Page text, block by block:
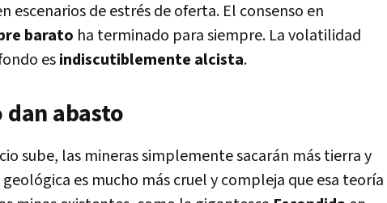
escenarios de estrés de oferta. El consenso en
barato ha terminado para siempre. La volatilidad
esindiscutiblemente alcista.
dan abasto
sube, las mineras simplemente sacarán más tierra y
es mucho más cruel y compleja que esa teoría